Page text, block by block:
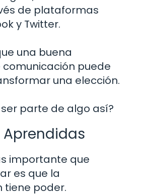
de plataformas
y Twitter.
una buena
puede
una elección.
parte de algo así?
Aprendidas
importante que
es que la
tiene poder.